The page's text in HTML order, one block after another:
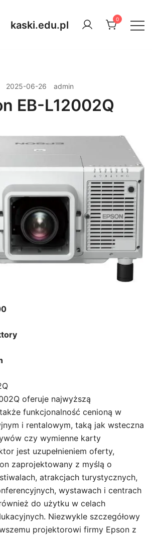
kaski.edu.pl 0
2025-06-26 admin
EB-L12002Q
oferuje najwyższą
funkcjonalność cenioną w
i rentalowym, taką jak wsteczna
czy wymienne karty
jest uzupełnieniem oferty,
zaprojektowany z myślą o
atrakcjach turystycznych,
wystawach i centrach
do użytku w celach
Niezwykle szczegółowy
projektorowi firmy Epson z